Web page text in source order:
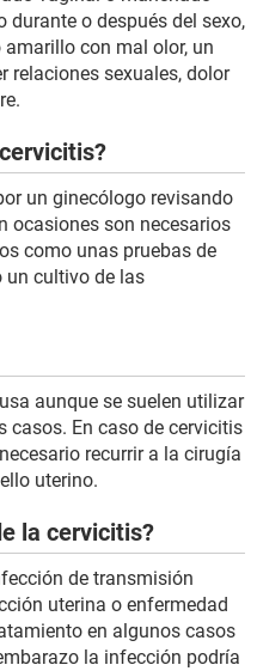
durante o después del sexo,
con mal olor, un
relaciones sexuales, dolor
un ginecólogo revisando
ocasiones son necesarios
como unas pruebas de
un cultivo de las
aunque se suelen utilizar
casos. En caso de cervicitis
recurrir a la cirugía
uterino.
la cervicitis?
de transmisión
uterina o enfermedad
en algunos casos
la infección podría